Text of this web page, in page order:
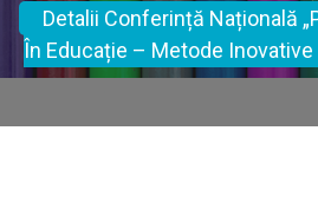
Detalii Conferință Națională
În Educație – Metode Inovative